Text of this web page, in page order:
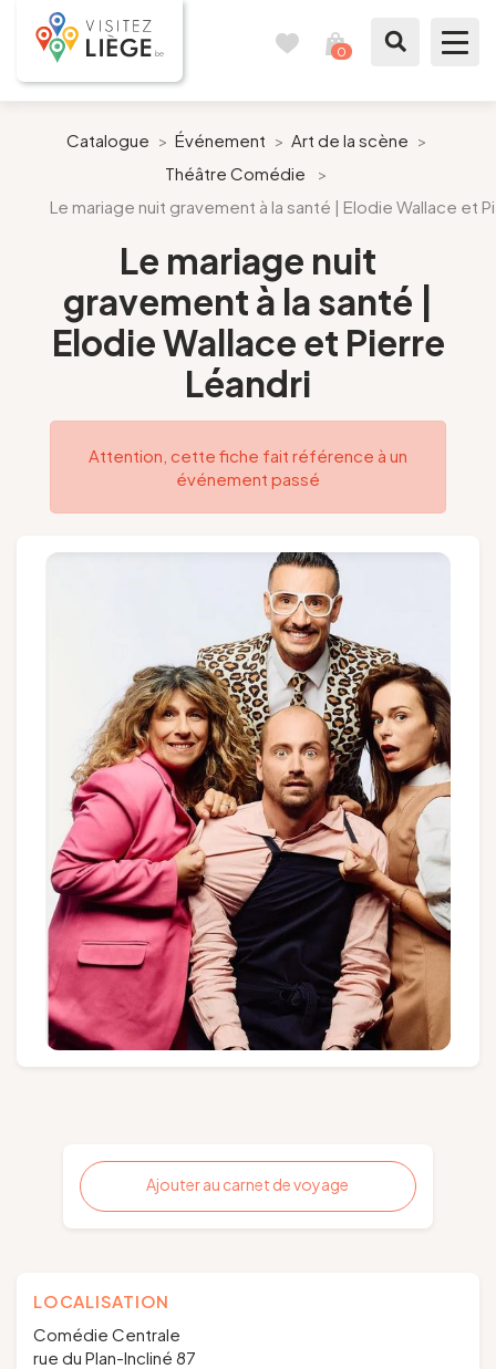
0
Comme un Liégeois
Préparer mon séjour
Nos suggestions
Pays de Liège
Agenda
Suivez-nous
EN NL DE
Catalogue > Événement > Art de la scène >
Théâtre Comédie
>
Le mariage nuit gravement à la santé | Elodie Wallace et
Le mariage nuit
gravement à la santé |
Elodie Wallace et Pierre
Léandri
Attention, cette fiche fait référence à un
événement passé
Ajouter au carnet de voyage
LOCALISATION
Comédie Centrale
rue du Plan-Incliné 87